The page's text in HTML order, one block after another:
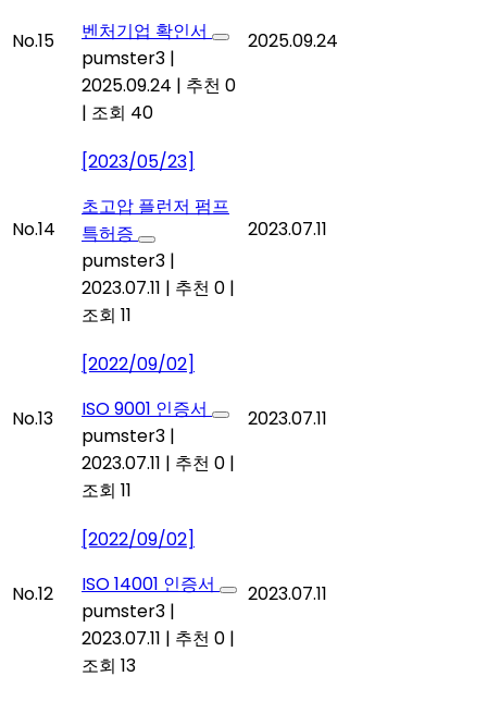
No.15
벤처기업 확인서
pumster3 |
2025.09.24 | 추천 0
| 조회 40
2025.09.24
No.14
[2023/05/23]
초고압 플런저 펌프
특허증
pumster3 |
2023.07.11 | 추천 0 |
조회 11
2023.07.11
No.13
[2022/09/02]
ISO 9001 인증서
pumster3 |
2023.07.11 | 추천 0 |
조회 11
2023.07.11
No.12
[2022/09/02]
ISO 14001 인증서
pumster3 |
2023.07.11 | 추천 0 |
조회 13
2023.07.11